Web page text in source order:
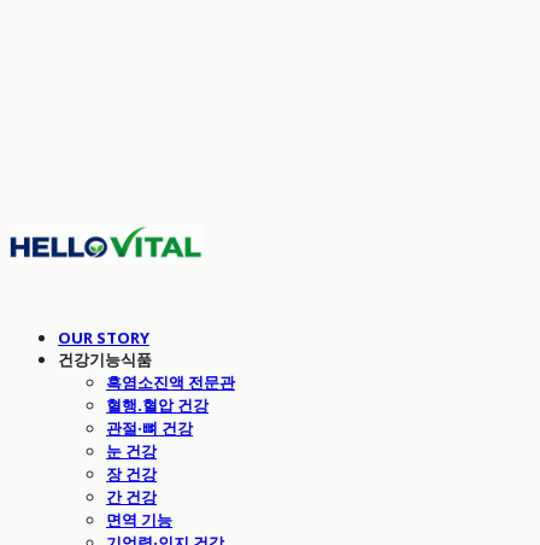
OUR STORY
건강기능식품
흑염소진액 전문관
혈행.혈압 건강
관절·뼈 건강
눈 건강
장 건강
간 건강
면역 기능